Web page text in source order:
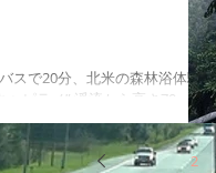
スで20分、北米の森林浴体験
ャピラノ” 渓流から高さ70mの
林が待っています。 森林に
る所に伸びており、雄大な自然
1 2